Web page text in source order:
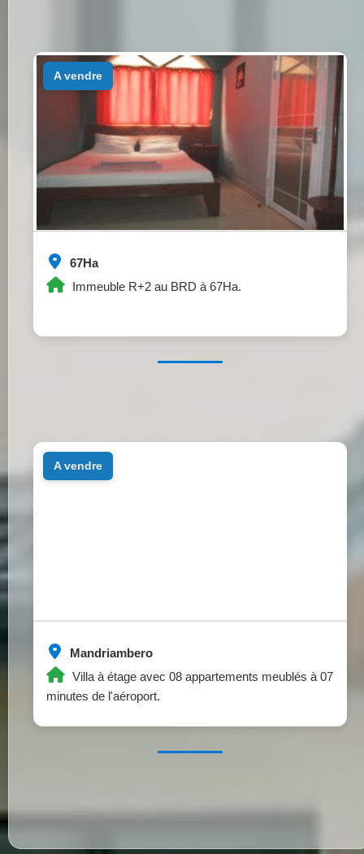
67Ha
Immeuble R+2 au BRD à 67Ha.
a vendre
Mandriambero
Villa à étage avec 08 appartements meublés à 07
minutes de l'aéroport.
a vendre